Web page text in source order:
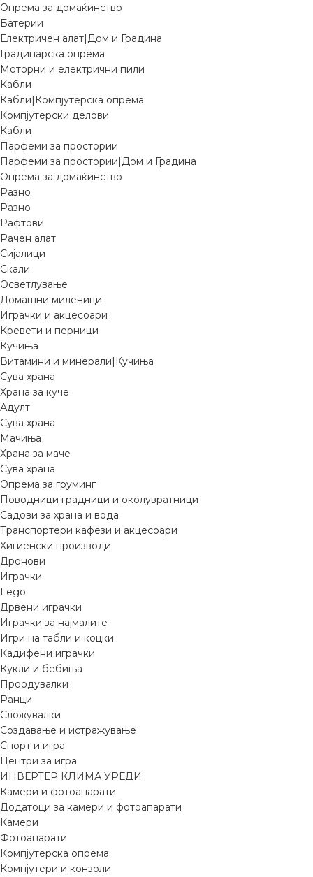
Опрема за домаќинство
Батерии
Електричен алат|Дом и Градина
Градинарска опрема
Моторни и електрични пили
Кабли
Кабли|Компјутерска опрема
Компјутерски делови
Кабли
Парфеми за простории
Парфеми за простории|Дом и Градина
Опрема за домаќинство
Разно
Разно
Рафтови
Рачен алат
Сијалици
Скали
Осветлување
Домашни миленици
Играчки и акцесоари
Кревети и перници
Кучиња
Витамини и минерали|Кучиња
Сува храна
Храна за куче
Адулт
Сува храна
Мачиња
Храна за маче
Сува храна
Опрема за груминг
Поводници градници и околувратници
Садови за храна и вода
Транспортери кафези и акцесоари
Хигиенски производи
Дронови
Играчки
Lego
Дрвени играчки
Играчки за најмалите
Игри на табли и коцки
Кадифени играчки
Кукли и бебиња
Проодувалки
Ранци
Сложувалки
Создавање и истражување
Спорт и игра
Центри за игра
ИНВЕРТЕР КЛИМА УРЕДИ
Камери и фотоапарати
Додатоци за камери и фотоапарати
Камери
Фотоапарати
Компјутерска опрема
Компјутери и конзоли